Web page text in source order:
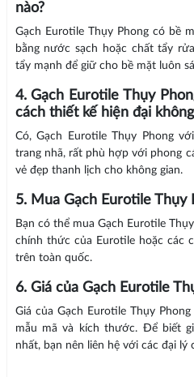
nào?
Gạch Eurotile Thụy Phong có bề
bằng nước sạch hoặc chất tẩy
tẩy mạnh để giữ cho bề mặt luôn
4. Gạch Eurotile Thụy
cách thiết kế hiện đại
Có, Gạch Eurotile Thụy Phong
trang nhã, rất phù hợp với phong
vẻ đẹp thanh lịch cho không gian.
5. Mua Gạch Eurotile Thụy
Bạn có thể mua Gạch Eurotile
chính thức của Eurotile hoặc các
trên toàn quốc.
6. Giá của Gạch Eurotile
Giá của Gạch Eurotile Thụy
mẫu mã và kích thước. Để biết
nhất, bạn nên liên hệ với các đại lý